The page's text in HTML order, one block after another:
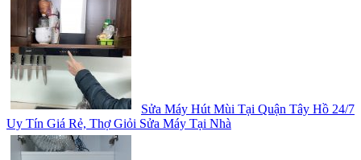
Sửa Máy Hút Mùi Tại Quận Tây Hồ 24/7
Uy Tín Giá Rẻ, Thợ Giỏi Sửa Máy Tại Nhà